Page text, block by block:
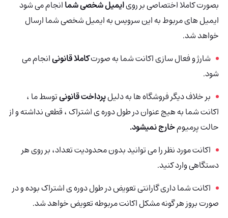
بصورت کاملا اختصاصی بر رویایمیل شخصی شماانجام می شود
ایمیل های مربوط به این سرویس به ایمیل شخصی شما ارسال
خواهد شد.
شارژ و فعال سازی اکانت شما به صورتکاملا قانونیانجام می
شود.
بر خلاف دیگر فروشگاه ها به دلیلپرداخت قانونیتوسط ما ،
اکانت شما به هیچ عنوان در طول دوره ی اشتراک ، قطعی نداشته و از
حالت پرمیومخارج نمیشود.
اکانت مورد نظر را می توانید بدون محدودیت تعداد، بر روی هر
دستگاهی وارد کنید.
اکانت شما داری گارانتی تعویض در طول دوره ی اشتراک بوده و در
صورت بروز هر گونه مشکل اکانت مربوطه تعویض خواهد شد.